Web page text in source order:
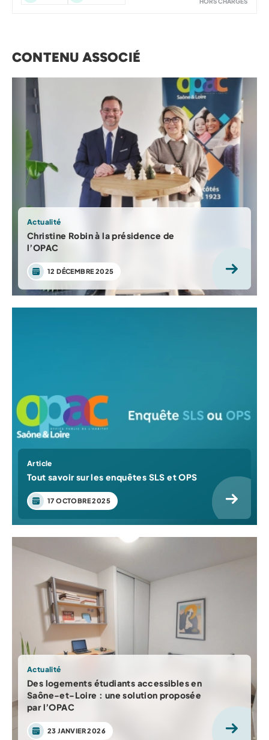
CONTENU ASSOCIÉ
Actualité
Christine Robin à la présidence de
l’OPAC
12 DÉCEMBRE 2025
Article
Tout savoir sur les enquêtes SLS et OPS
17 OCTOBRE 2025
Actualité
Des logements étudiants accessibles en
Saône-et-Loire : une solution proposée
par l’OPAC
23 JANVIER 2026